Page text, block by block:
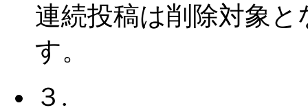
連続投稿は削除対象と
す。
３.